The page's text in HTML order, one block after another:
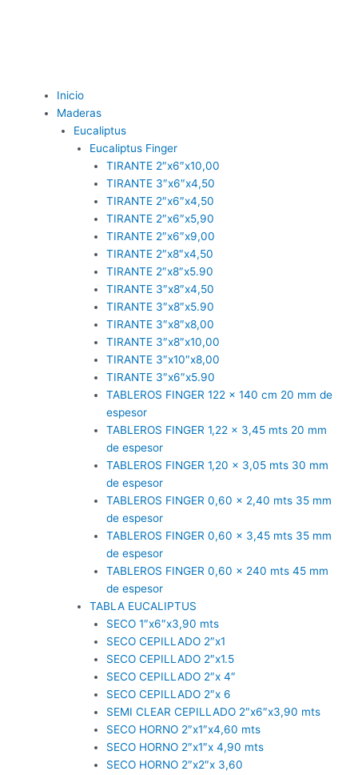
Inicio
Maderas
Eucaliptus
Eucaliptus Finger
TIRANTE 2″x6″x10,00
TIRANTE 3″x6″x4,50
TIRANTE 2″x6″x4,50
TIRANTE 2″x6″x5,90
TIRANTE 2″x6″x9,00
TIRANTE 2″x8″x4,50
TIRANTE 2″x8″x5.90
TIRANTE 3″x8″x4,50
TIRANTE 3″x8″x5.90
TIRANTE 3″x8″x8,00
TIRANTE 3″x8″x10,00
TIRANTE 3″x10″x8,00
TIRANTE 3″x6″x5.90
TABLEROS FINGER 122 x 140 cm 20 mm de
espesor
TABLEROS FINGER 1,22 x 3,45 mts 20 mm
de espesor
TABLEROS FINGER 1,20 x 3,05 mts 30 mm
de espesor
TABLEROS FINGER 0,60 x 2,40 mts 35 mm
de espesor
TABLEROS FINGER 0,60 x 3,45 mts 35 mm
de espesor
TABLEROS FINGER 0,60 x 240 mts 45 mm
de espesor
TABLA EUCALIPTUS
SECO 1″x6″x3,90 mts
SECO CEPILLADO 2″x1
SECO CEPILLADO 2″x1.5
SECO CEPILLADO 2″x 4″
SECO CEPILLADO 2″x 6
SEMI CLEAR CEPILLADO 2″x6″x3,90 mts
SECO HORNO 2″x1″x4,60 mts
SECO HORNO 2″x1″x 4,90 mts
SECO HORNO 2″x2″x 3,60